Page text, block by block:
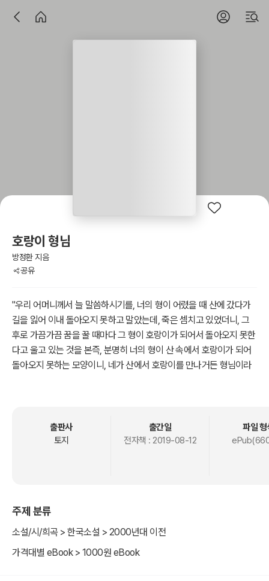
호랑이 형님
방정환 지음
공유
"우리 어머니께서 늘 말씀하시기를, 너의 형이 어렸을 때 산에 갔다가
길을 잃어 이내 돌아오지 못하고 말았는데, 죽은 셈치고 있었더니, 그
후로 가끔가끔 꿈을 꿀 때마다 그 형이 호랑이가 되어서 돌아오지 못한
다고 울고 있는 것을 본즉, 분명히 너의 형이 산 속에서 호랑이가 되어
돌아오지 못하는 모양이니, 네가 산에서 호랑이를 만나거든 형님이라
하고 눈물까지 글썽글썽해 보였습니다.
들었습니다. 그렇게 생각하기 시작하자 어머니를 그렇게 오래 뵙지 못
하고 혼자 산속에서 쓸쓸히 지내온 일이 슬프게 생각되어서,
"아이고, 얘야, 그래 어머니께선 지금도 안녕히 계시냐?”
출판사
토지
출간일
전자책 : 2019-08-12
파일 형
주제 분류
소설/시/희곡 > 한국소설 > 2000년대 이전
가격대별 eBook > 1000원 eBook